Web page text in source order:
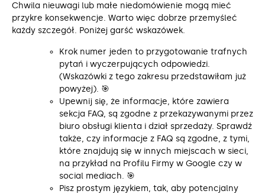
Chwila nieuwagi lub małe niedomówienie mogą mieć
przykre konsekwencje. Warto więc dobrze przemyśleć
każdy szczegół. Poniżej garść wskazówek.
Krok numer jeden to przygotowanie trafnych
pytań i wyczerpujących odpowiedzi.
(Wskazówki z tego zakresu przedstawiłam już
powyżej). 🎯
Upewnij się, że informacje, które zawiera
sekcja FAQ, są zgodne z przekazywanymi przez
biuro obsługi klienta i dział sprzedaży. Sprawdź
także, czy informacje z FAQ są zgodne, z tymi,
które znajdują się w innych miejscach w sieci,
na przykład na Profilu Firmy w Google czy w
social mediach. 🎯
Pisz prostym językiem, tak, aby potencjalny